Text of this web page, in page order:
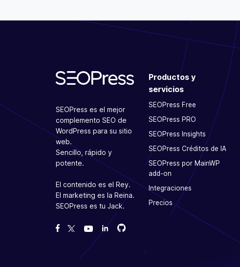
SEOPress es el mejor
complemento SEO de
WordPress para su sitio
web.
Sencillo, rápido y
potente.
El contenido es el Rey.
El marketing es la Reina.
SEOPress es tu Jack.
Danos like en Facebook
Síguenos en Twitter
Míranos en YouTube
Bifurcanos en GitHub
Bifurcanos en GitHub
Productos y
servicios
SEOPress Free
SEOPress PRO
SEOPress Insights
SEOPress Créditos de IA
SEOPress por MainWP
add-on
Integraciones
Precios